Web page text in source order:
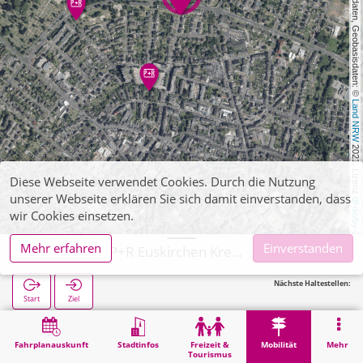
, Kartendaten, Geobasisdaten: ©
Land NRW
2021, Lizenz
dl-de/by-2-0
Fahrplanauskunft Stadtinfos
Freizeit &
Tourismus
Mobilität Mehr
Start Ziel
Nächste Haltestellen:
Mobilität Euskirchen, P+R Euskirchen Kreisverwaltung
Diese Webseite verwendet Cookies. Durch die Nutzung
unserer Webseite erklären Sie sich damit einverstanden, dass
wir Cookies einsetzen.
Mehr erfahren
Einverstanden